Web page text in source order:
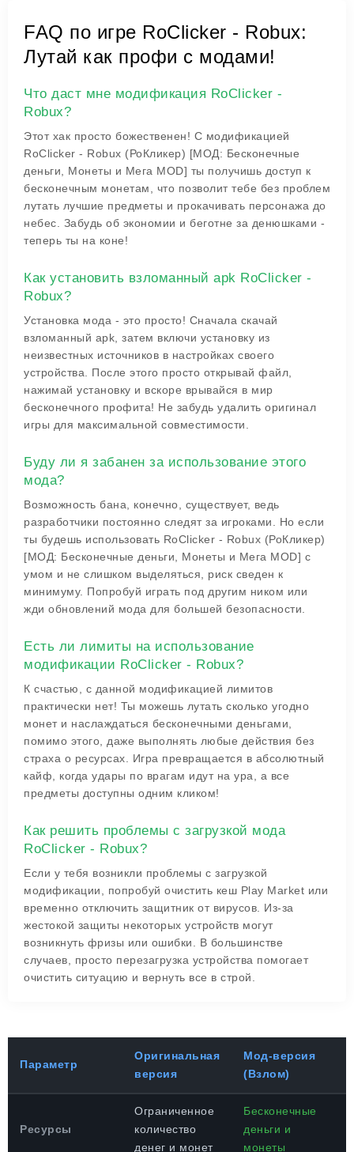
FAQ по игре RoClicker - Robux:
Лутай как профи с модами!
Что даст мне модификация RoClicker -
Robux?
Этот хак просто божественен! С модификацией
RoClicker - Robux (РоКликер) [МОД: Бесконечные
деньги, Монеты и Мега MOD] ты получишь доступ к
бесконечным монетам, что позволит тебе без проблем
лутать лучшие предметы и прокачивать персонажа до
небес. Забудь об экономии и беготне за денюшками -
теперь ты на коне!
Как установить взломанный apk RoClicker -
Robux?
Установка мода - это просто! Сначала скачай
взломанный apk, затем включи установку из
неизвестных источников в настройках своего
устройства. После этого просто открывай файл,
нажимай установку и вскоре врывайся в мир
бесконечного профита! Не забудь удалить оригинал
игры для максимальной совместимости.
Буду ли я забанен за использование этого
мода?
Возможность бана, конечно, существует, ведь
разработчики постоянно следят за игроками. Но если
ты будешь использовать RoClicker - Robux (РоКликер)
[МОД: Бесконечные деньги, Монеты и Мега MOD] с
умом и не слишком выделяться, риск сведен к
минимуму. Попробуй играть под другим ником или
жди обновлений мода для большей безопасности.
Есть ли лимиты на использование
модификации RoClicker - Robux?
К счастью, с данной модификацией лимитов
практически нет! Ты можешь лутать сколько угодно
монет и наслаждаться бесконечными деньгами,
помимо этого, даже выполнять любые действия без
страха о ресурсах. Игра превращается в абсолютный
кайф, когда удары по врагам идут на ура, а все
предметы доступны одним кликом!
Как решить проблемы с загрузкой мода
RoClicker - Robux?
Если у тебя возникли проблемы с загрузкой
модификации, попробуй очистить кеш Play Market или
временно отключить защитник от вирусов. Из-за
жестокой защиты некоторых устройств могут
возникнуть фризы или ошибки. В большинстве
случаев, просто перезагрузка устройства помогает
очистить ситуацию и вернуть все в строй.
Параметр
Оригинальная
версия
Мод-версия
(Взлом)
Ресурсы
Ограниченное
количество
денег и монет
Бесконечные
деньги и
монеты